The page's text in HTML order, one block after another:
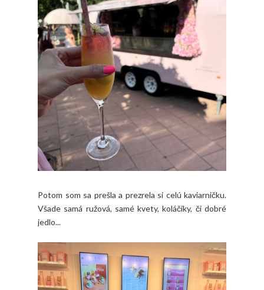
Potom som sa prešla a prezrela si celú kaviarničku.
Všade samá ružová, samé kvety, koláčiky, či dobré
jedlo...